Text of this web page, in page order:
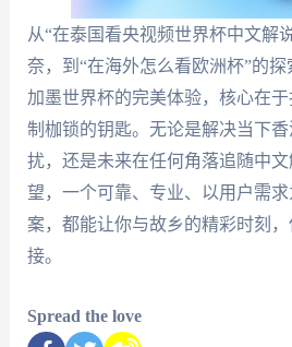
从“在泰国看央视频世界杯中文解
奈，到“在海外怎么看欧洲杯”的
加墨世界杯的完美体验，核心在
制枷锁的钥匙。无论是解决当下
扰，还是未来在任何角落追随中
望，一个可靠、专业、以用户需
案，都能让你与故乡的精彩时刻
接。
Spread the love